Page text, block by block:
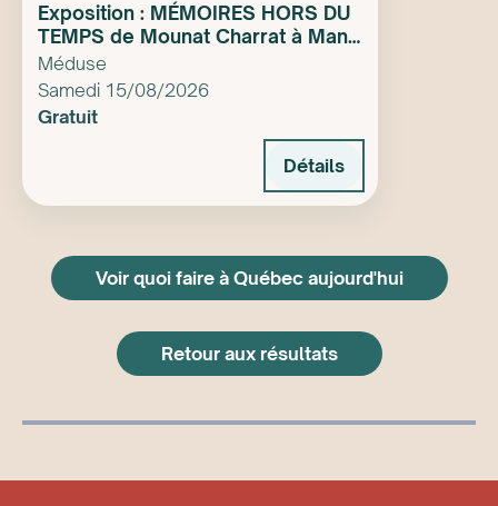
Exposition : MÉMOIRES HORS DU
TEMPS de Mounat Charrat à Manif
d’art
Méduse
Samedi 15/08/2026
Gratuit
Détails
Voir quoi faire à Québec aujourd'hui
Retour aux résultats